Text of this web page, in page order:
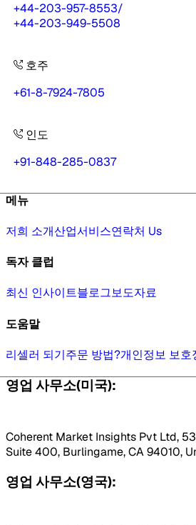
+44-203-957-8553/
+44-203-949-5508
호주
+61-8-7924-7805
인도
+91-848-285-0837
메뉴
저희 소개산업서비스연락처 Us
독자 클럽
최신 인사이트블로그보도자료
도움말
리셀러 되기주문 방법?개인정보 보호
영업 사무소(미국):
Coherent Market Insights Pvt Ltd,
Suite 400, Burlingame, CA 94010,
영업 사무소(영국):